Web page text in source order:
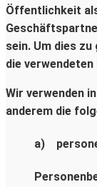
Öffentlichkeit
sein. Um dies
die
Wir verwenden
anderem die
a)